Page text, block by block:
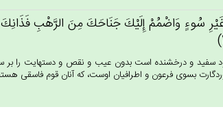
سُوءٍ وَاضْمُم‌ْ إِلَيْك‌َ جَنَاحَك‌َ مِن‌َ الرَّهْب‌ِ فَذَانِك‌َ
سفيد و درخشنده است بدون عيب و نقص و دستهايت را بر
بسوى فرعون و اطرافيان اوست، كه آنان قوم فاسقى